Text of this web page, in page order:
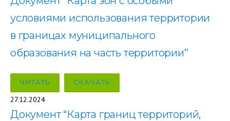
условиями использования территории
в границах муниципального
образования на часть территории”
ЧИТАТЬ СКАЧАТЬ
27.12.2024
Документ “Карта границ территорий,